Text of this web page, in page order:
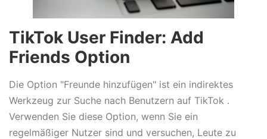
TikTok User Finder: Add
Friends Option
Die Option "Freunde hinzufügen" ist ein indirektes
Werkzeug zur Suche nach Benutzern auf TikTok .
Verwenden Sie diese Option, wenn Sie ein
regelmäßiger Nutzer sind und versuchen, Leute zu